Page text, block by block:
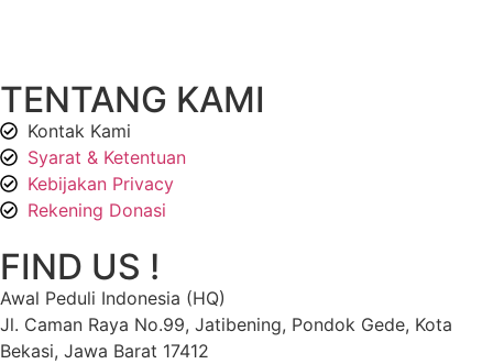
TENTANG KAMI
Kontak Kami
Syarat & Ketentuan
Kebijakan Privacy
Rekening Donasi
FIND US !
Awal Peduli Indonesia (HQ)
Jl. Caman Raya No.99, Jatibening, Pondok Gede, Kota
Bekasi, Jawa Barat 17412